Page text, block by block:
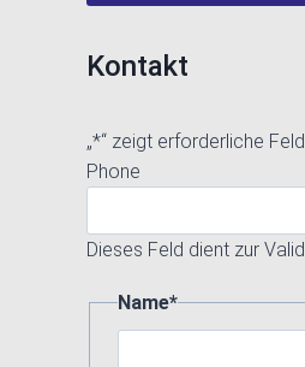
Kontakt
„*“ zeigt erforderliche
Phone
Dieses Feld dient zur
Name*